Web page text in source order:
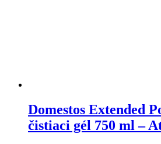
Domestos Extended
čistiaci gél 750 ml –